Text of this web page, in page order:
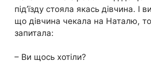
під’їзду стояла якась дівчина. І
що дівчина чекала на Наталю,
запитала:
– Ви щось хотіли?